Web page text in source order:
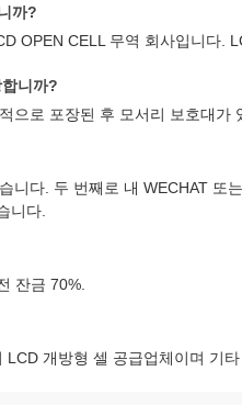
까?
OPEN CELL 무역 회사입니다.
니까?
으로 포장된 후 모서리 보호대
니다. 두 번째로 내 WECHAT
니다.
잔금 70%.
개방형 셀 공급업체이며 기